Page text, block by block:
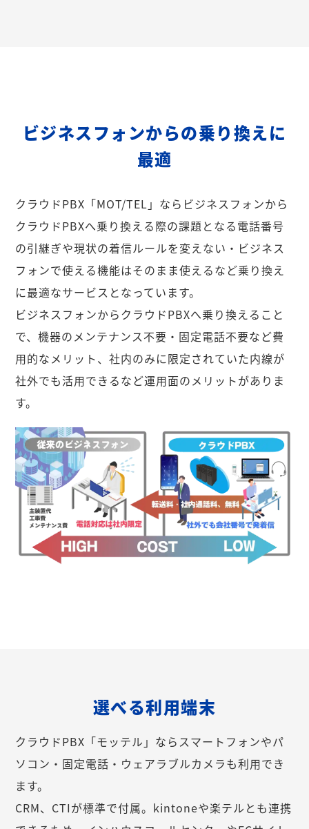
ビジネスフォンからの乗り換えに
最適
クラウドPBX「MOT/TEL」ならビジネスフォンから
クラウドPBXへ乗り換える際の課題となる電話番号
の引継ぎや現状の着信ルールを変えない・ビジネス
フォンで使える機能はそのまま使えるなど乗り換え
に最適なサービスとなっています。
ビジネスフォンからクラウドPBXへ乗り換えること
で、機器のメンテナンス不要・固定電話不要など費
用的なメリット、社内のみに限定されていた内線が
社外でも活用できるなど運用面のメリットがありま
す。
選べる利用端末
クラウドPBX「モッテル」ならスマートフォンやパ
ソコン・固定電話・ウェアラブルカメラも利用でき
ます。
CRM、CTIが標準で付属。kintoneや楽テルとも連携